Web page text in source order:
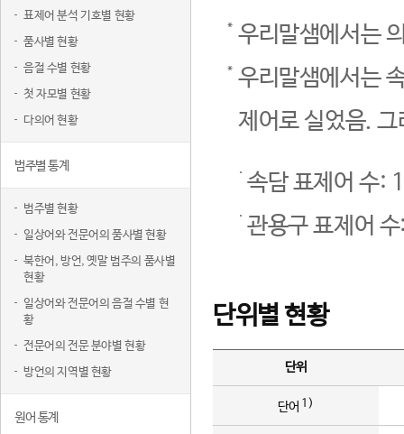
표제어 분석 기호별 현황
품사별 현황
음절 수별 현황
첫 자모별 현황
다의어 현황
범주별 통계
범주별 현황
일상어와 전문어의 품사별 현황
북한어, 방언, 옛말 범주의 품사별
현황
일상어와 전문어의 음절 수별 현
황
전문어의 전문 분야별 현황
방언의 지역별 현황
원어 통계
우리말샘에서는
우리말샘에서는
제어로 실었음.
속담 표제어 수:
관용구 표제어
단위별 현황
단위
단어 1)